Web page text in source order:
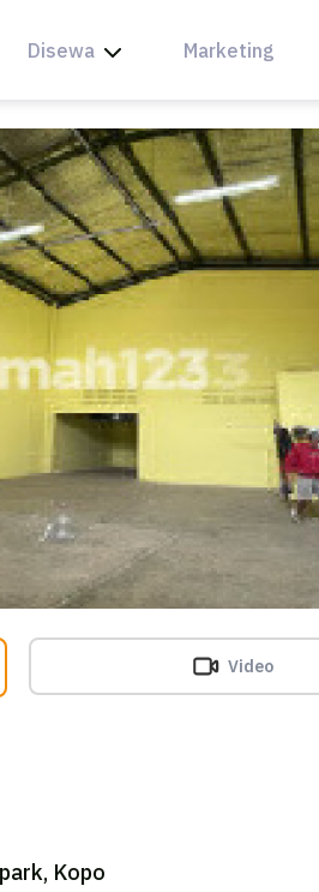
Disewa Marketing
Video
Kopo